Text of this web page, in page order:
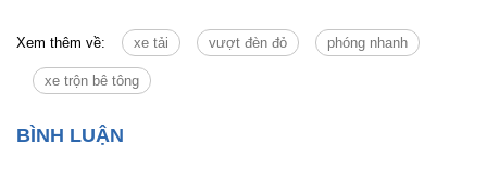
Xem thêm về: xe tải vượt đèn đỏ phóng nhanh
xe trộn bê tông